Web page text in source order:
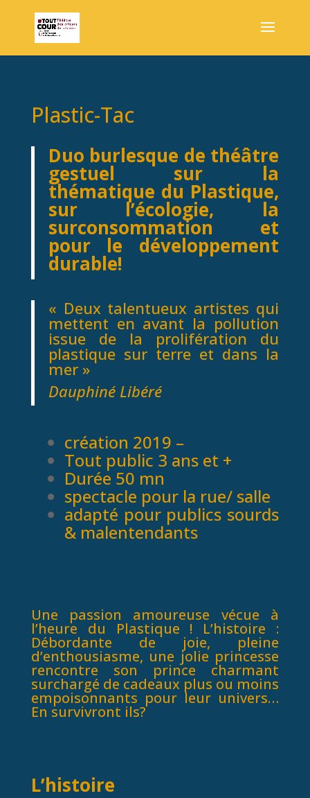
Plastic-Tac
Duo burlesque de théâtre
gestuel sur la
thématique du Plastique,
sur l’écologie, la
surconsommation et
pour le développement
durable!
« Deux talentueux artistes qui
mettent en avant la pollution
issue de la prolifération du
plastique sur terre et dans la
mer »
Dauphiné Libéré
création 2019 –
Tout public 3 ans et +
Durée 50 mn
spectacle pour la rue/ salle
adapté pour publics sourds
& malentendants
Une passion amoureuse vécue à
l’heure du Plastique ! L’histoire :
Débordante de joie, pleine
d’enthousiasme, une jolie princesse
rencontre son prince charmant
surchargé de cadeaux plus ou moins
empoisonnants pour leur univers…
En survivront ils?
L’histoire